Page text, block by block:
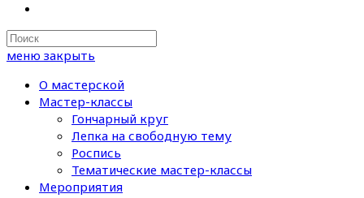
Search
this
меню закрыть
О мастерской
Мастер-классы
Гончарный круг
Лепка на свободную тему
Роспись
Тематические мастер-классы
Мероприятия